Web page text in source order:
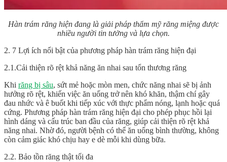
Hàn trám răng hiện đang là giải pháp thẩm mỹ răng miệng được
nhiều người tin tưởng và lựa chọn.
2. 7 Lợi ích nổi bật của phương pháp hàn trám răng hiện đại
2.1.Cải thiện rõ rệt khả năng ăn nhai sau tổn thương răng
Khi răng bị sâu, sứt mẻ hoặc mòn men, chức năng nhai sẽ bị ảnh
hưởng rõ rệt, khiến việc ăn uống trở nên khó khăn, thậm chí gây
đau nhức và ê buốt khi tiếp xúc với thực phẩm nóng, lạnh hoặc quá
cứng. Phương pháp hàn trám răng hiện đại cho phép phục hồi lại
hình dáng và cấu trúc ban đầu của răng, giúp cải thiện rõ rệt khả
năng nhai. Nhờ đó, người bệnh có thể ăn uống bình thường, không
còn cảm giác khó chịu hay e dè mỗi khi dùng bữa.
2.2. Bảo tồn răng thật tối đa